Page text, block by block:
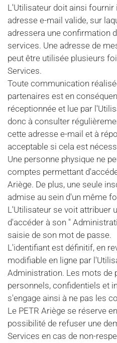
L'Utilisateur doit ainsi fournir
adresse e-mail valide, sur
adressera une confirmation
services. Une adresse de
peut être utilisée plusieurs
Services.
Toute communication
partenaires est en
réceptionnée et lue par
donc à consulter
cette adresse e-mail et à
acceptable si cela est
Une personne physique ne
comptes permettant
Ariège. De plus, une seule
admise au sein d'un même
L'Utilisateur se voit attribuer
d'accéder à son "
saisie de son mot de passe.
L'identifiant est définitif, en
modifiable en ligne par
Administration. Les mots de
personnels, confidentiels et
s'engage ainsi à ne pas les
Le PETR Ariège se réserve
possibilité de refuser une
Services en cas de non-